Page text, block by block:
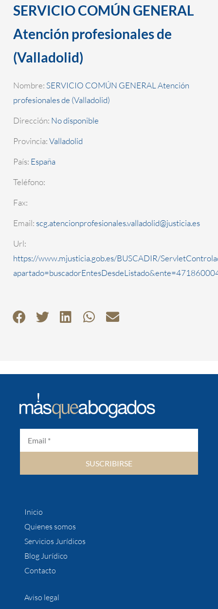
SERVICIO COMÚN GENERAL
Atención profesionales de
(Valladolid)
Nombre: SERVICIO COMÚN GENERAL Atención
profesionales de (Valladolid)
Dirección: No disponible
Provincia:Valladolid
País: España
Teléfono:
Fax:
Email: scg.atencionprofesionales.valladolid@justicia.es
Url:
https://www.mjusticia.gob.es/BUSCADIR/
SUSCRIBIRSE
Inicio
Quienes somos
Servicios Jurídicos
Blog Jurídico
Contacto
Aviso legal